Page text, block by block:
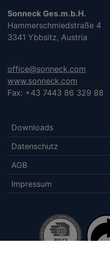
Sonneck Ges.m.b.H.
Hammerschmiedstraße 4
3341 Ybbsitz, Austria
office@sonneck.com
www.sonneck.com
Fax: +43 7443 86 329 88
Downloads
Datenschutz
AGB
Impressum